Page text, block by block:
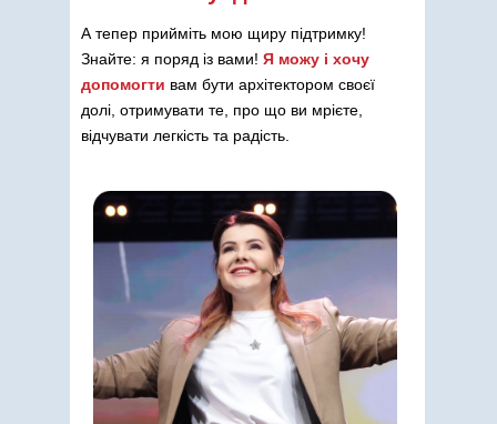
А тепер прийміть мою щиру підтримку!
Знайте: я поряд із вами! Я можу і хочу
допомогти вам бути архітектором своєї
долі, отримувати те, про що ви мрієте,
відчувати легкість та радість.